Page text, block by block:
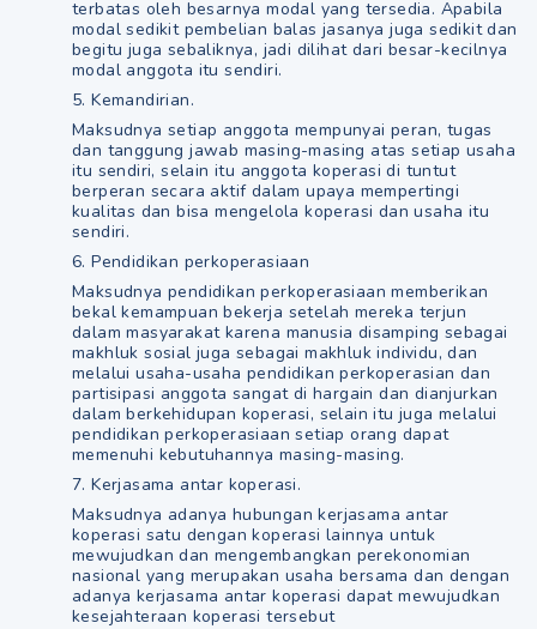
terbatas oleh besarnya modal yang tersedia. Apabila
modal sedikit pembelian balas jasanya juga sedikit dan
begitu juga sebaliknya, jadi dilihat dari besar-kecilnya
modal anggota itu sendiri.
5. Kemandirian.
Maksudnya setiap anggota mempunyai peran, tugas
dan tanggung jawab masing-masing atas setiap usaha
itu sendiri, selain itu anggota koperasi di tuntut
berperan secara aktif dalam upaya mempertingi
kualitas dan bisa mengelola koperasi dan usaha itu
sendiri.
6. Pendidikan perkoperasiaan
Maksudnya pendidikan perkoperasiaan memberikan
bekal kemampuan bekerja setelah mereka terjun
dalam masyarakat karena manusia disamping sebagai
makhluk sosial juga sebagai makhluk individu, dan
melalui usaha-usaha pendidikan perkoperasian dan
partisipasi anggota sangat di hargain dan dianjurkan
dalam berkehidupan koperasi, selain itu juga melalui
pendidikan perkoperasiaan setiap orang dapat
memenuhi kebutuhannya masing-masing.
7. Kerjasama antar koperasi.
Maksudnya adanya hubungan kerjasama antar
koperasi satu dengan koperasi lainnya untuk
mewujudkan dan mengembangkan perekonomian
nasional yang merupakan usaha bersama dan dengan
adanya kerjasama antar koperasi dapat mewujudkan
kesejahteraan koperasi tersebut